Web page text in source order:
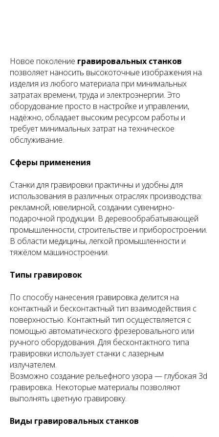
Новое поколение гравировальных станков
позволяет наносить высокоточные изображения на
изделия из любого материала при минимальных
затратах времени, труда и электроэнергии. Это
оборудование просто в настройке и управлении,
надёжно, обладает высоким ресурсом работы и
требует минимальных затрат на техническое
обслуживание.
Сферы применения
Станки для гравировки практичны и удобны для
использования в различных отраслях производства:
рекламной, ювелирной, создании сувенирно-
подарочной продукции. В деревообрабатывающей
промышленности, строительстве и приборостроении.
В области медицины, легкой промышленности и
тяжёлом машиностроении.
Типы гравировок
По способу нанесения гравировка делится на
контактный и бесконтактный тип взаимодействия с
поверхностью. Контактный тип осуществляется с
помощью автоматического фрезеровального или
ручного оборудования. Для бесконтактного типа
гравировки использует станки с лазерным
излучателем.
Возможно создание рельефного узора — глубокая 3d
гравировка. Некоторые материалы позволяют
выполнять цветную гравировку.
Виды гравировальных станков